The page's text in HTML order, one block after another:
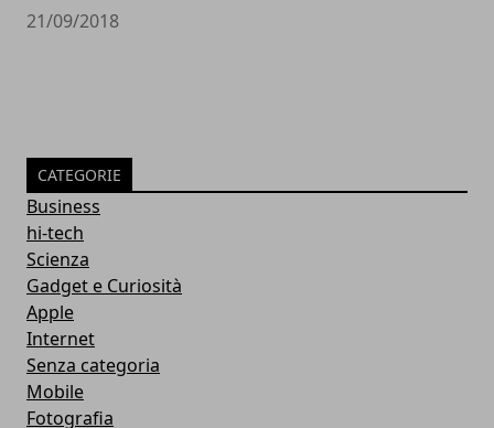
21/09/2018
CATEGORIE
Business
hi-tech
Scienza
Gadget e Curiosità
Apple
Internet
Senza categoria
Mobile
Fotografia